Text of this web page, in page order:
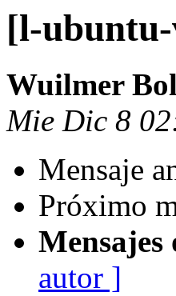
[l-
Wuilmer
Mie Dic 8
Mensaje
Próximo
autor ]